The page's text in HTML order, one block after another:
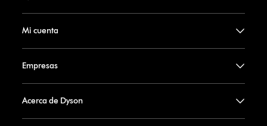
Mi cuenta
Empresas
Acerca de Dyson